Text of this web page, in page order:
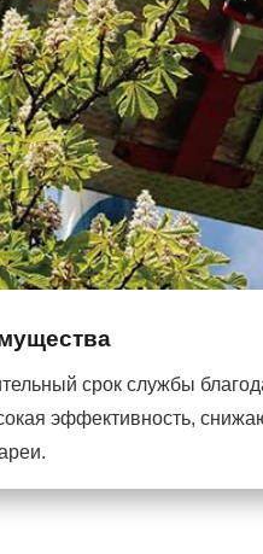
срок службы
эффективность,